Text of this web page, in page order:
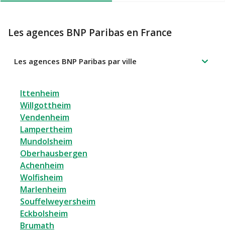
Les agences BNP Paribas en France
Les agences BNP Paribas par ville
Ittenheim
Willgottheim
Vendenheim
Lampertheim
Mundolsheim
Oberhausbergen
Achenheim
Wolfisheim
Marlenheim
Souffelweyersheim
Eckbolsheim
Brumath